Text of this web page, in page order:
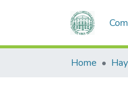
Home